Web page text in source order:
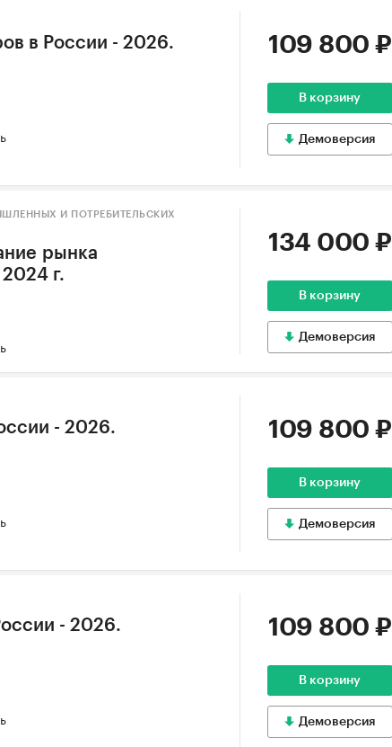
в России - 2026.
109 800 ₽
В корзину
Демоверсия
И ПОТРЕБИТЕЛЬСКИХ
рынка
г.
134 000 ₽
В корзину
Демоверсия
- 2026.
109 800 ₽
В корзину
Демоверсия
- 2026.
109 800 ₽
В корзину
Демоверсия